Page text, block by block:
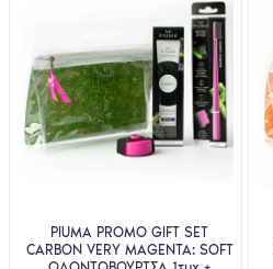
PIUMA PROMO GIFT SET
CARBON VERY MAGENTA: SOFT